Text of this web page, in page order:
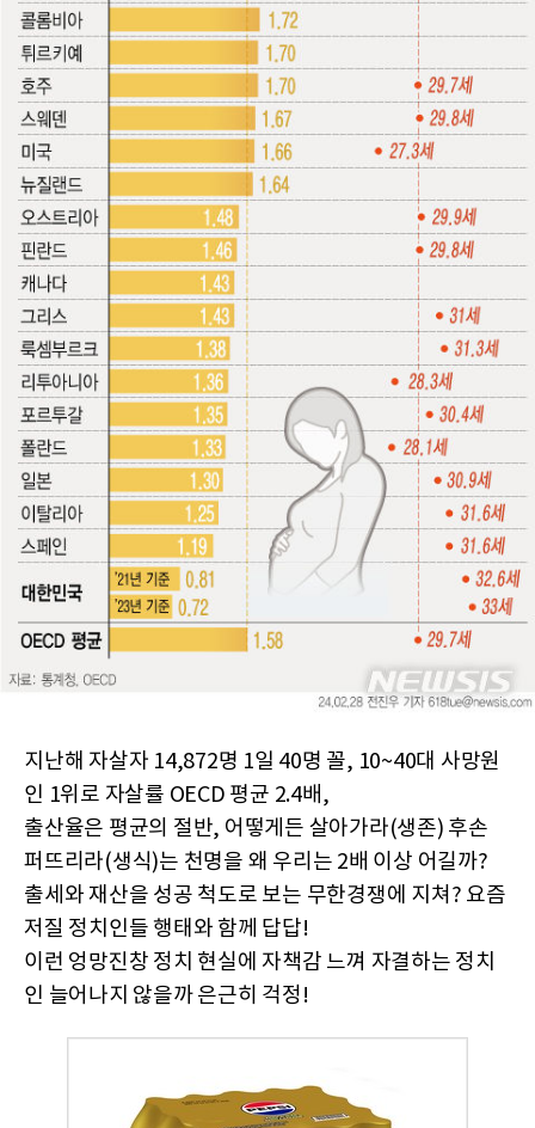
지난해 자살자 14,872명 1일 40명 꼴, 10~40대 사망원
인 1위로 자살률 OECD 평균 2.4배,
출산율은 평균의 절반, 어떻게든 살아가라(생존) 후손
퍼뜨리라(생식)는 천명을 왜 우리는 2배 이상 어길까?
출세와 재산을 성공 척도로 보는 무한경쟁에 지쳐? 요즘
저질 정치인들 행태와 함께 답답!
이런 엉망진창 정치 현실에 자책감 느껴 자결하는 정치
인 늘어나지 않을까 은근히 걱정!